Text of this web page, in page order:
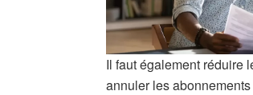
Il faut également réduire
annuler les